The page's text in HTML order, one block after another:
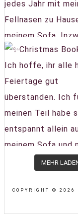
MEHR
COPYRIGHT © 2026